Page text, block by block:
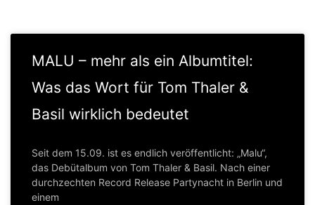
MALU – mehr als ein Albumtitel:
Was das Wort für Tom Thaler &
Basil wirklich bedeutet
Seit dem 15.09. ist es endlich veröffentlicht: „Malu“,
das Debütalbum von Tom Thaler & Basil. Nach einer
durchzechten Record Release Partynacht in Berlin und
einem